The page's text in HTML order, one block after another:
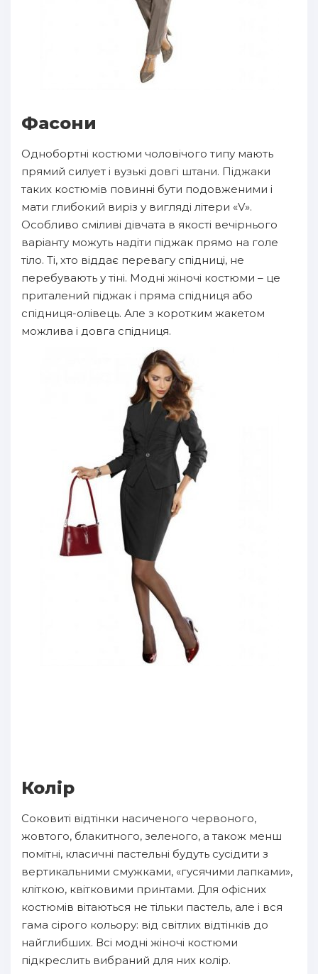
Фасони
Однобортні костюми чоловічого типу мають
прямий силует і вузькі довгі штани. Піджаки
таких костюмів повинні бути подовженими і
мати глибокий виріз у вигляді літери «V».
Особливо сміливі дівчата в якості вечірнього
варіанту можуть надіти піджак прямо на голе
тіло. Ті, хто віддає перевагу спідниці, не
перебувають у тіні. Модні жіночі костюми – це
приталений піджак і пряма спідниця або
спідниця-олівець. Але з коротким жакетом
можлива і довга спідниця.
Колір
Соковиті відтінки насиченого червоного,
жовтого, блакитного, зеленого, а також менш
помітні, класичні пастельні будуть сусідити з
вертикальними смужками, «гусячими лапками»,
кліткою, квітковими принтами. Для офісних
костюмів вітаються не тільки пастель, але і вся
гама сірого кольору: від світлих відтінків до
найглибших. Всі модні жіночі костюми
підкреслить вибраний для них колір.